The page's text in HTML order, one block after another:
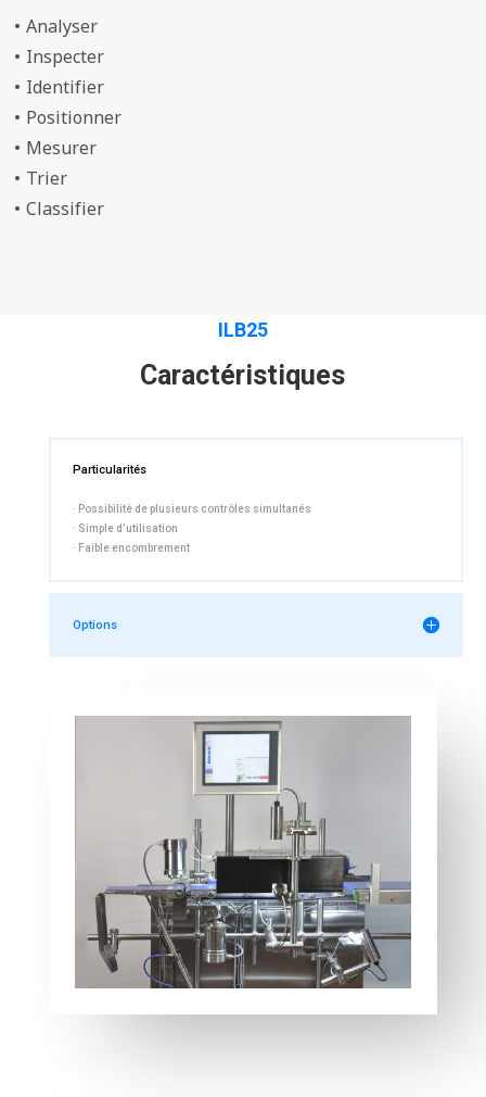
• Analyser
• Inspecter
• Identifier
• Positionner
• Mesurer
• Trier
• Classifier
ILB25
Caractéristiques
Particularités
· Possibilité de plusieurs contrôles simultanés
· Simple d’utilisation
· Faible encombrement
Options